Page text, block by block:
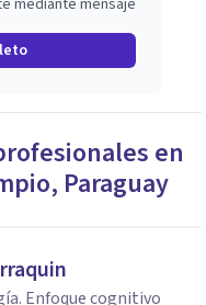
mediante mensaje
en
, Paraguay
Enfoque cognitivo